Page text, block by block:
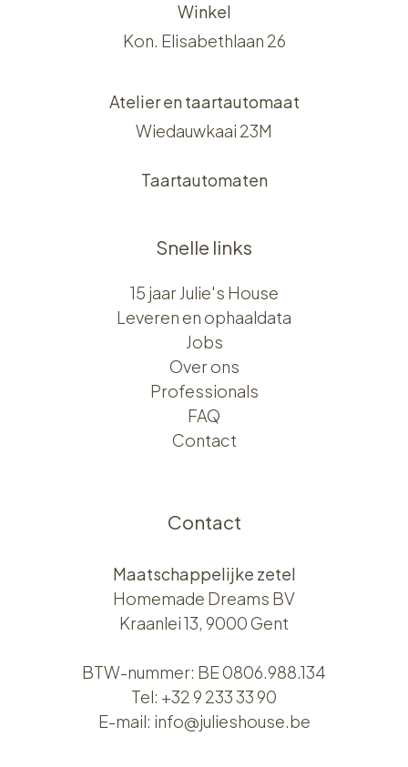
Winkel
Kon. Elisabethlaan 26
Atelier en taartautomaat
Wiedauwkaai 23M
Taartautomaten
Snelle links
15 jaar Julie's House
Leveren en ophaaldata
Jobs
Over ons​​
Professionals
FAQ
Contact
Contact
Maatschappelijke zetel
Homemade Dreams BV
Kraanlei 13, 9000 Gent
BTW-nummer: BE 0806.988.134
Tel: +32 9 233 33 90
E-mail: info@julieshouse.be